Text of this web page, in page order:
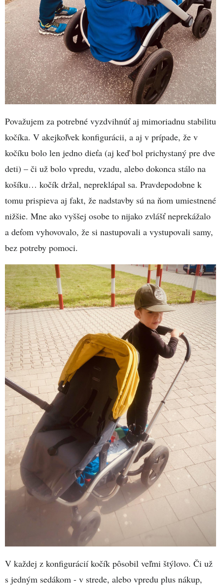
Považujem za potrebné vyzdvihnúť aj mimoriadnu stabilitu
kočíka. V akejkoľvek konfigurácii, a aj v prípade, že v
kočíku bolo len jedno dieťa (aj keď bol prichystaný pre dve
deti) – či už bolo vpredu, vzadu, alebo dokonca stálo na
košíku… kočík držal, nepreklápal sa. Pravdepodobne k
tomu prispieva aj fakt, že nadstavby sú na ňom umiestnené
nižšie. Mne ako vyššej osobe to nijako zvlášť neprekážalo
a deťom vyhovovalo, že si nastupovali a vystupovali samy,
bez potreby pomoci.
V každej z konfigurácií kočík pôsobil veľmi štýlovo. Či už
s jedným sedákom - v strede, alebo vpredu plus nákup,